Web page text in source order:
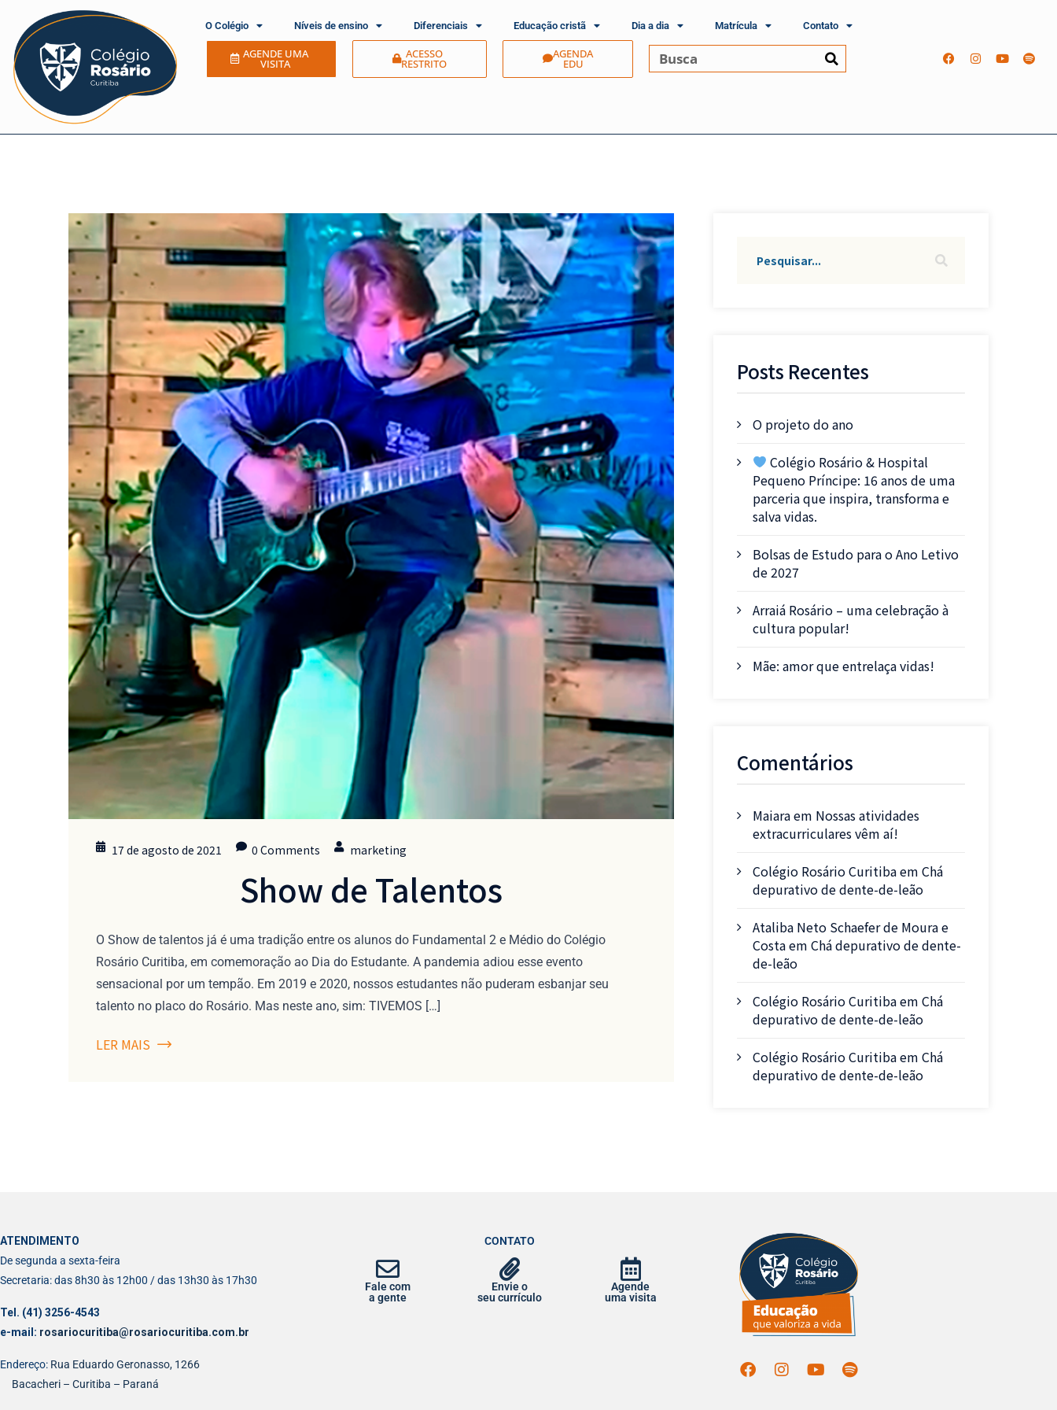
AGENDE UMA
VISITA
ACESSO
RESTRITO
AGENDA
EDU
O Colégio Níveis de ensino Diferenciais Educação cristã Dia a dia Matrícula Contato
17 de agosto de 2021 0 Comments marketing
Show de Talentos
O Show de talentos já é uma tradição entre os alunos do Fundamental 2 e Médio do Colégio
Rosário Curitiba, em comemoração ao Dia do Estudante. A pandemia adiou esse evento
sensacional por um tempão. Em 2019 e 2020, nossos estudantes não puderam esbanjar seu
talento no placo do Rosário. Mas neste ano, sim: TIVEMOS […]
LER MAIS
Posts Recentes
O projeto do ano
Colégio Rosário & Hospital
Pequeno Príncipe: 16 anos de uma
parceria que inspira, transforma e
salva vidas.
Bolsas de Estudo para o Ano Letivo
de 2027
Arraiá Rosário – uma celebração à
cultura popular!
Mãe: amor que entrelaça vidas!
Comentários
Maiaraem Nossas atividades
extracurriculares vêm aí!
Colégio Rosário Curitibaem Chá
depurativo de dente-de-leão
Ataliba Neto Schaefer de Moura e
Costaem Chá depurativo de dente-
de-leão
Colégio Rosário Curitibaem Chá
depurativo de dente-de-leão
Colégio Rosário Curitibaem Chá
depurativo de dente-de-leão
ATENDIMENTO
De segunda a sexta-feira
Secretaria: das 8h30 às 12h00 / das 13h30 às 17h30
Tel. (41) 3256-4543
e-mail: rosariocuritiba@rosariocuritiba.com.br
Endereço: Rua Eduardo Geronasso, 1266
Bacacheri – Curitiba – Paraná
CONTATO
Fale com
a gente
Envie o
seu currículo
Agende
uma visita